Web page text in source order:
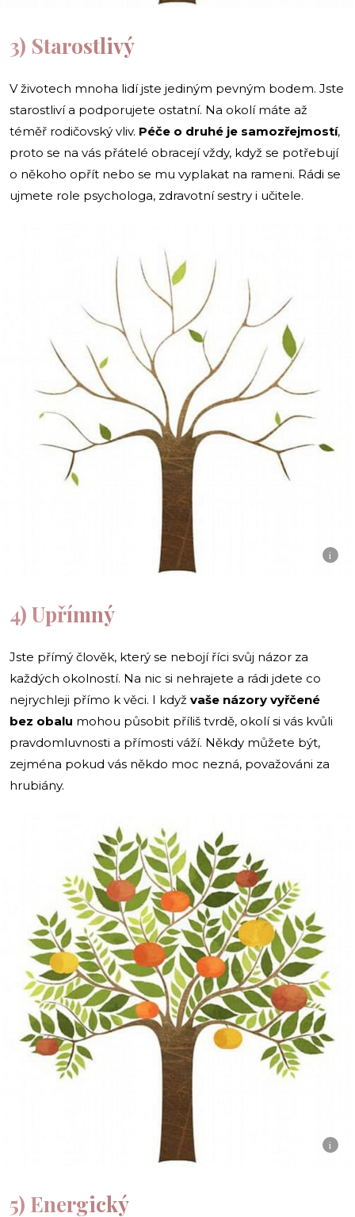
3) Starostlivý
V životech mnoha lidí jste jediným pevným bodem. Jste
starostliví a podporujete ostatní. Na okolí máte až
téměř rodičovský vliv. Péče o druhé je samozřejmostí,
proto se na vás přátelé obracejí vždy, když se potřebují
o někoho opřít nebo se mu vyplakat na rameni. Rádi se
ujmete role psychologa, zdravotní sestry i učitele.
i
4) Upřímný
Jste přímý člověk, který se nebojí říci svůj názor za
každých okolností. Na nic si nehrajete a rádi jdete co
nejrychleji přímo k věci. I když vaše názory vyřčené
bez obalu mohou působit příliš tvrdě, okolí si vás kvůli
pravdomluvnosti a přímosti váží. Někdy můžete být,
zejména pokud vás někdo moc nezná, považováni za
hrubiány.
i
5) Energický